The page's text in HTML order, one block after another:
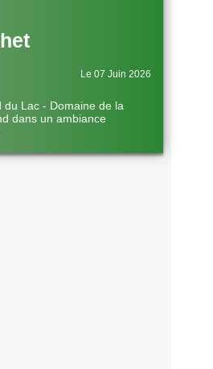
Le 07 Juin 2026
Lac - Domaine de la
dans un ambiance